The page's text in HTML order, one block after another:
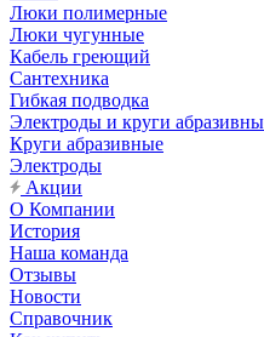
Люки полимерные
Люки чугунные
Кабель греющий
Сантехника
Гибкая подводка
Электроды и круги
Круги абразивные
Электроды
Акции
О Компании
История
Наша команда
Отзывы
Новости
Справочник